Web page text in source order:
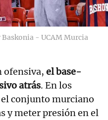
- UCAM Murcia
ofensiva, el base-
atrás. En los
conjunto murciano
y meter presión en el